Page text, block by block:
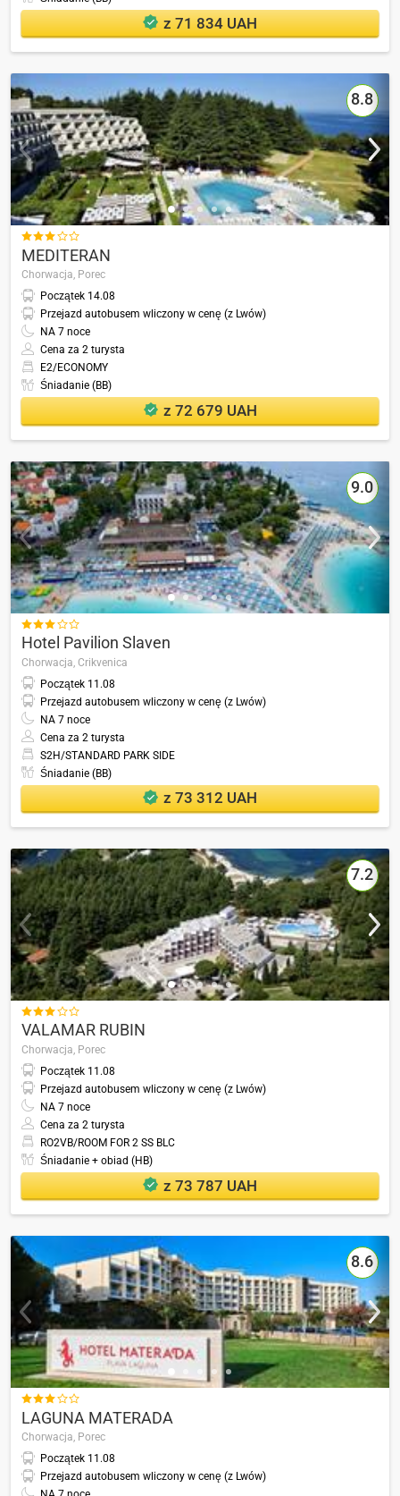
z 71 834 UAH
8.8

MEDITERAN
Chorwacja, Porec
Początek 14.08
Przejazd autobusem wliczony w cenę (z Lwów)
NA 7 noce
Cena za 2 turysta
E2/ECONOMY
Śniadanie (BB)
z 72 679 UAH
9.0

Hotel Pavilion Slaven
Chorwacja, Crikvenica
Początek 11.08
Przejazd autobusem wliczony w cenę (z Lwów)
NA 7 noce
Cena za 2 turysta
S2H/STANDARD PARK SIDE
Śniadanie (BB)
z 73 312 UAH
7.2

VALAMAR RUBIN
Chorwacja, Porec
Początek 11.08
Przejazd autobusem wliczony w cenę (z Lwów)
NA 7 noce
Cena za 2 turysta
RO2VB/ROOM FOR 2 SS BLC
Śniadanie + obiad (HB)
z 73 787 UAH
8.6

LAGUNA MATERADA
Chorwacja, Porec
Początek 11.08
Przejazd autobusem wliczony w cenę (z Lwów)